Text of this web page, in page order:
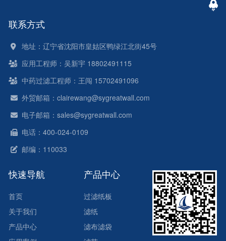
联系方式
地址：辽宁省沈阳市皇姑区鸭绿江北街45号
应用工程师：吴新宇 18802491115
中药过滤工程师：王闯 15702491096
外贸邮箱：clairewang@sygreatwall.com
电子邮箱：sales@sygreatwall.com
电话：400-024-0109
邮编：110033
快速导航
首页
关于我们
产品中心
产品中心
过滤纸板
滤纸
滤布滤袋